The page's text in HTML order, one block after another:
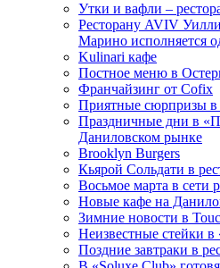
Утки и вафли –
Ресторану AVIV
Марино исполняется
Kulinari кафе
Постное меню в
Франчайзинг от Cofix
Приятные сюрпризы в
Праздничные дни в
Даниловском рынке
Brooklyn Burgers
Кьярой Сольдати в
Восьмое марта в сети
Новые кафе на
Зимние новости в
Неизвестные стейки в
Поздние завтраки в